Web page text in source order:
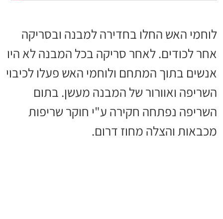
לוחמי האש החלו בחדירה למבנה ובסריקה
אחר לכודים. לאחר סריקה בכל המבנה לא היו
אנשים בתוך המתחם ולוחמי האש פעלו לכיבוי
השריפה ואוורור של המבנה מעשן. בתום
השריפה נפתחה חקירה ע"י חוקר שריפות
מכבאות והצלה מחוז דרום.